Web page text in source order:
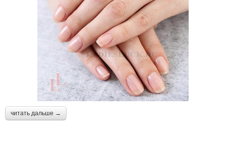
читать дальше →